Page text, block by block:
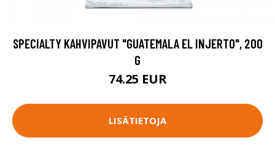
SPECIALTY KAHVIPAVUT "GUATEMALA EL INJERTO", 200
G
74.25 EUR
LISÄTIETOJA